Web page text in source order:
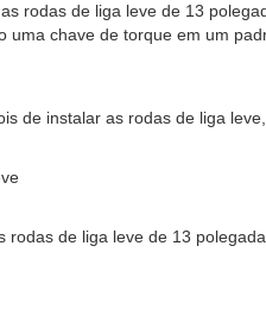
rodas de liga leve de 13
chave de torque em um
de instalar as rodas de liga
de liga leve de 13